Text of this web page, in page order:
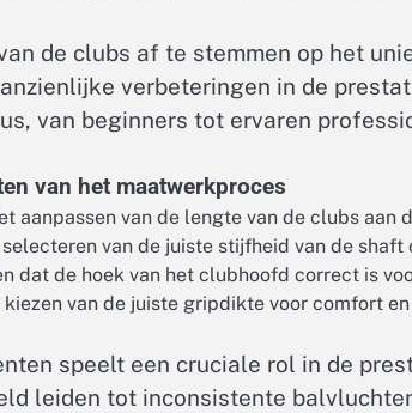
de clubs af te stemmen op het
verbeteringen in de
van beginners tot ervaren
van het maatwerkproces
aanpassen van de lengte van de clubs aan
van de juiste stijfheid van de
dat de hoek van het clubhoofd correct is
kiezen van de juiste gripdikte voor comfort
speelt een cruciale rol in de
leiden tot inconsistente